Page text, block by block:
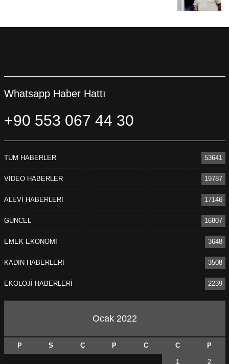
Whatsapp Haber Hattı
+90 553 067 44 30
TÜM HABERLER 53641
VİDEO HABERLER 19787
ALEVİ HABERLERİ 17146
GÜNCEL 16807
EMEK-EKONOMİ 3648
KADIN HABERLERİ 3508
EKOLOJİ HABERLERİ 2239
Ocak 2022
P S Ç P C C P
1 2